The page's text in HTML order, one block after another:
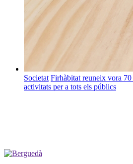
Societat Firhàbitat reuneix vora
activitats per a tots els públics